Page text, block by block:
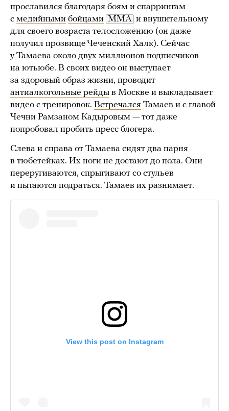
прославился благодаря боям и спаррингам
с медийными бойцами ММА и внушительному
для своего возраста телосложению (он даже
получил прозвище Чеченский Халк). Сейчас
у Тамаева около двух миллионов подписчиков
на ютьюбе. В своих видео он выступает
за здоровый образ жизни, проводит
антиалкогольные рейды в Москве и выкладывает
видео с тренировок. Встречался Тамаев и с главой
Чечни Рамзаном Кадыровым — тот даже
попробовал пробить пресс блогера.
Слева и справа от Тамаева сидят два парня
в тюбетейках. Их ноги не достают до пола. Они
переругиваются, спрыгивают со стульев
и пытаются подраться. Тамаев их разнимает.